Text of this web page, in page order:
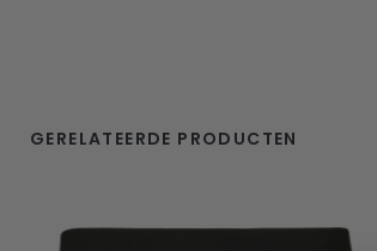
GERELATEERDE PRODUCTEN